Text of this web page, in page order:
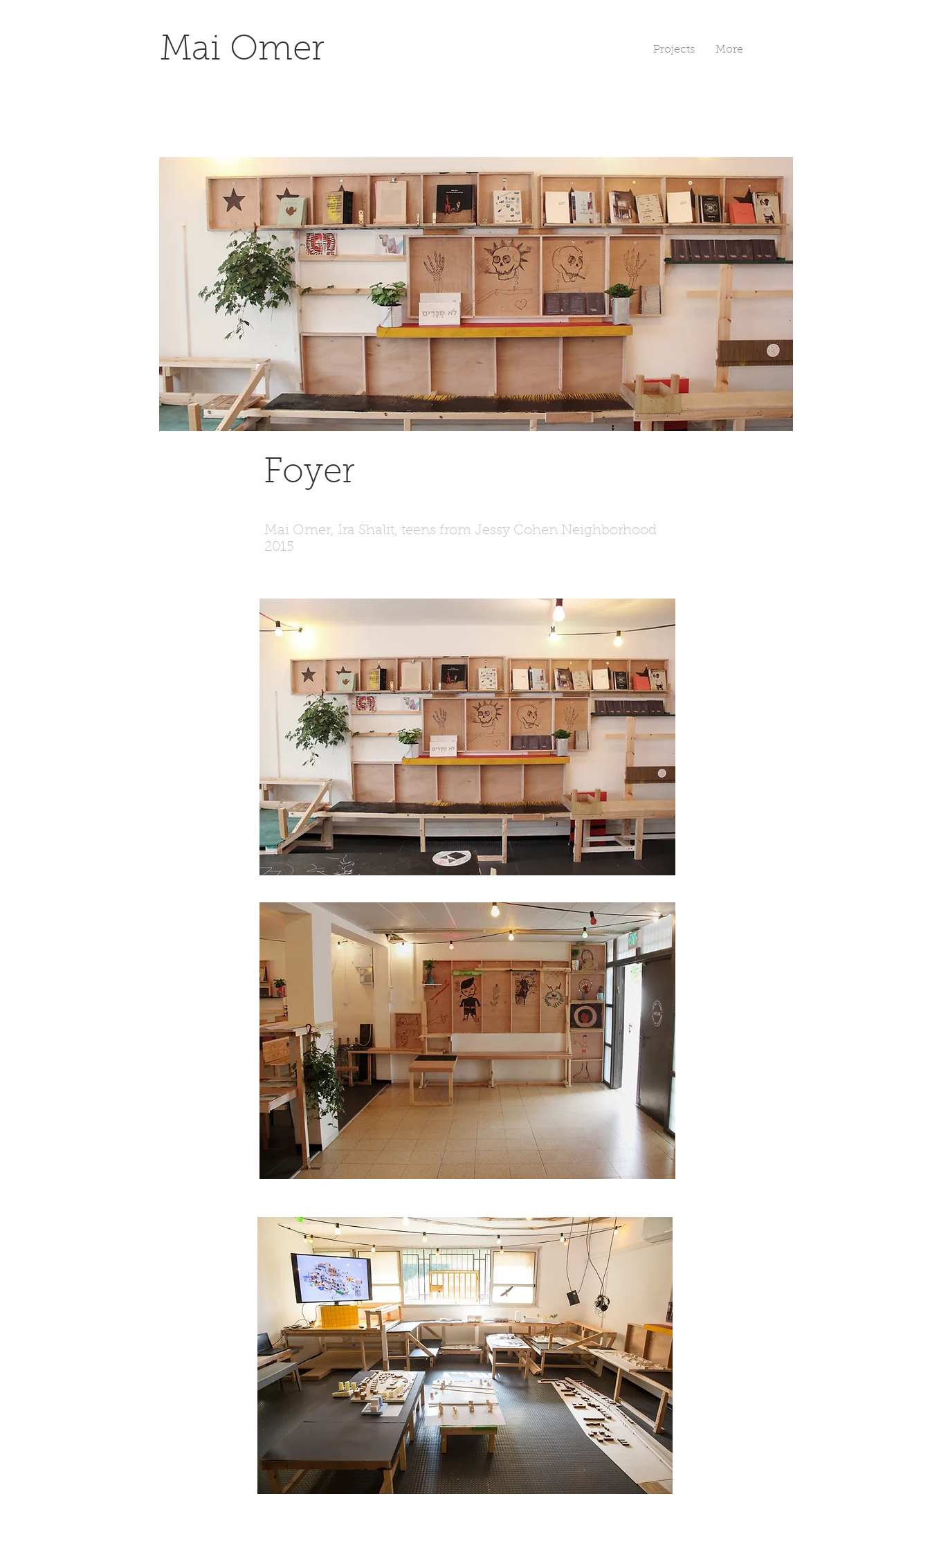
Mai Omer Art
Projects More
Foyer
Mai Omer, Ira Shalit, teens from Jessy Cohen Neighborhood
2015